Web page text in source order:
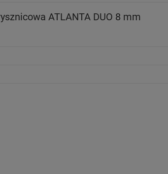
ATLANTA DUO 8 mm